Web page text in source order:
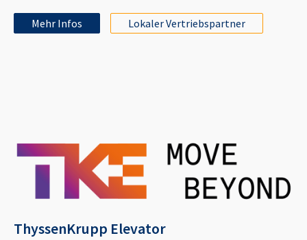
Mehr Infos Lokaler Vertriebspartner
ThyssenKrupp Elevator